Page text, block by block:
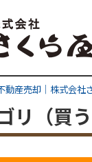
動産売却｜株式会社
リ（買